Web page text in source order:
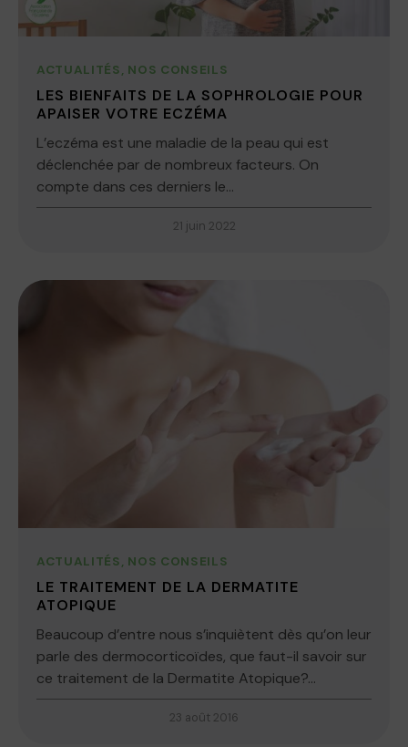
ACTUALITÉS, NOS CONSEILS
LES BIENFAITS DE LA SOPHROLOGIE POUR
APAISER VOTRE ECZÉMA
L’eczéma est une maladie de la peau qui est
déclenchée par de nombreux facteurs. On
compte dans ces derniers le...
21 juin 2022
ACTUALITÉS, NOS CONSEILS
LE TRAITEMENT DE LA DERMATITE
ATOPIQUE
Beaucoup d’entre nous s’inquiètent dès qu’on leur
parle des dermocorticoïdes, que faut-il savoir sur
ce traitement de la Dermatite Atopique?...
23 août 2016